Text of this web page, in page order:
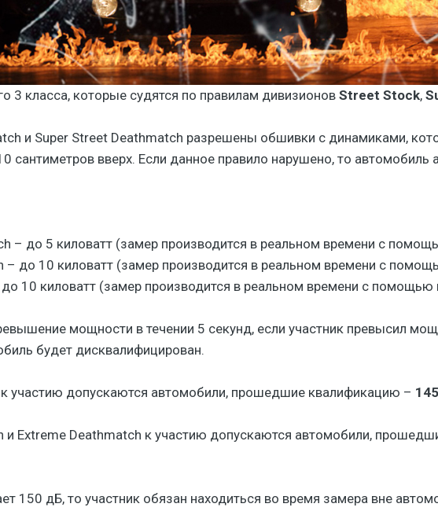
3 класса, которые судятся по правилам дивизионов Street Stock,
и Super Street Deathmatch разрешены обшивки с динамиками,
сантиметров вверх. Если данное правило нарушено, то автомобиль
– до 5 киловатт (замер производится в реальном времени с
– до 10 киловатт (замер производится в реальном времени с
10 киловатт (замер производится в реальном времени с помощью
мощности в течении 5 секунд, если участник превысил
будет дисквалифицирован.
участию допускаются автомобили, прошедшие квалификацию –
и Extreme Deathmatch к участию допускаются автомобили,
150 дБ, то участник обязан находиться во время замера вне